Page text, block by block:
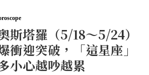
斯塔羅（5/18～5/24）
衝迎突破，「這星座」
小心越吵越累